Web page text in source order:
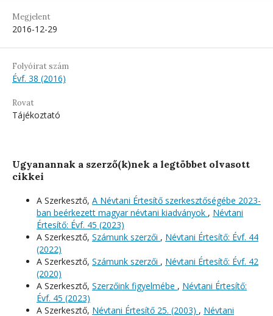
Megjelent
2016-12-29
Folyóirat szám
Évf. 38 (2016)
Rovat
Tájékoztató
Ugyanannak a szerző(k)nek a legtöbbet olvasott
cikkei
A Szerkesztő, A Névtani Értesítő szerkesztőségébe 2023-
ban beérkezett magyar névtani kiadványok , Névtani
Értesítő: Évf. 45 (2023)
A Szerkesztő, Számunk szerzői , Névtani Értesítő: Évf. 44
(2022)
A Szerkesztő, Számunk szerzői , Névtani Értesítő: Évf. 42
(2020)
A Szerkesztő, Szerzőink figyelmébe , Névtani Értesítő:
Évf. 45 (2023)
A Szerkesztő, Névtani Értesítő 25. (2003) , Névtani